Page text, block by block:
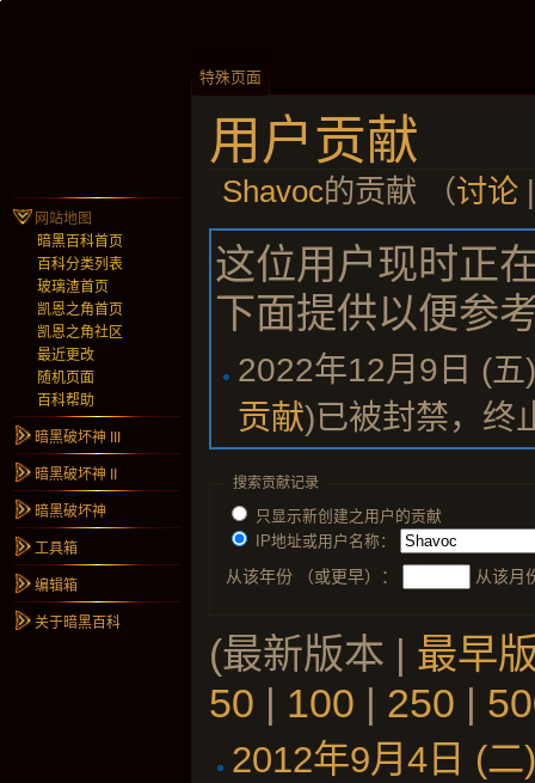
用户贡献
Shavoc的贡献 （讨论
这位用户现时正
下面提供以便参
2022年12月9日 (
贡献)已被封禁，终
搜索贡献记录
只显示新创建之用户的贡献
IP地址或用户名称：
从该年份 （或更早）： 从该月
(最新版本 | 最早
50
100 250
2012年9月4日 (二
特殊页面
网站地图
暗黑百科首页
百科分类列表
玻璃渣首页
凯恩之角首页
凯恩之角社区
最近更改
随机页面
百科帮助
暗黑破坏神 III
暗黑破坏神 II
暗黑破坏神
工具箱
编辑箱
关于暗黑百科